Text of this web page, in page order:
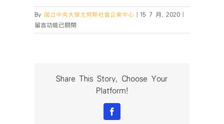
By 國立中央大學尤努斯社會企業中心 15 7 月, 2020
彩
留言功能已關閉
Share This Story, Choose Your
Platform!
Facebook